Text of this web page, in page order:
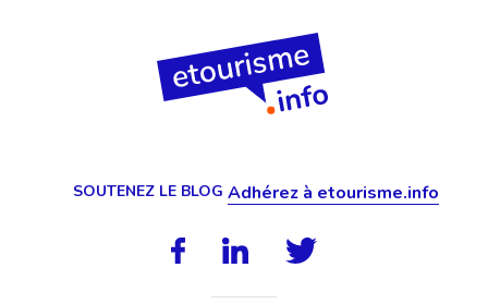
SOUTENEZ LE BLOG Adhérez à etourisme.info